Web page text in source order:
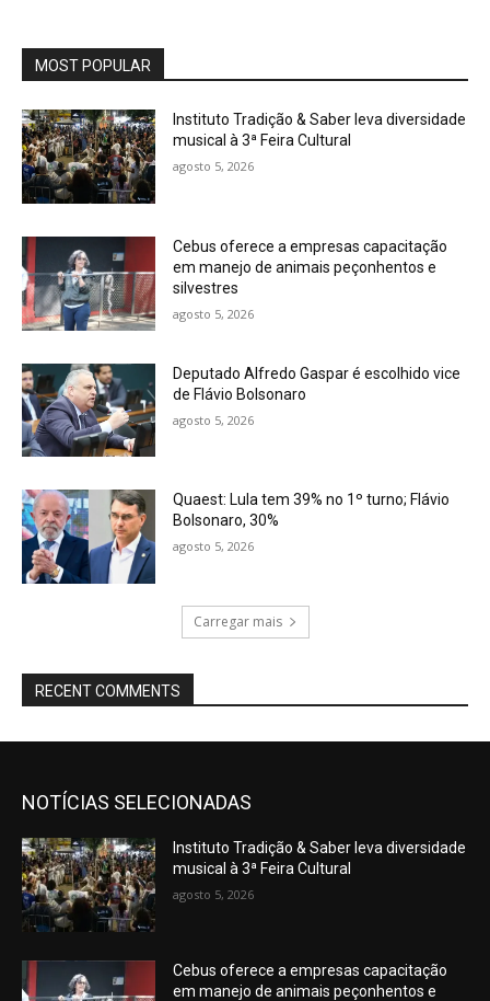
MOST POPULAR
Instituto Tradição & Saber leva diversidade
musical à 3ª Feira Cultural
agosto 5, 2026
Cebus oferece a empresas capacitação
em manejo de animais peçonhentos e
silvestres
agosto 5, 2026
Deputado Alfredo Gaspar é escolhido vice
de Flávio Bolsonaro
agosto 5, 2026
Quaest: Lula tem 39% no 1º turno; Flávio
Bolsonaro, 30%
agosto 5, 2026
Carregar mais
RECENT COMMENTS
NOTÍCIAS SELECIONADAS
Instituto Tradição & Saber leva diversidade
musical à 3ª Feira Cultural
agosto 5, 2026
Cebus oferece a empresas capacitação
em manejo de animais peçonhentos e